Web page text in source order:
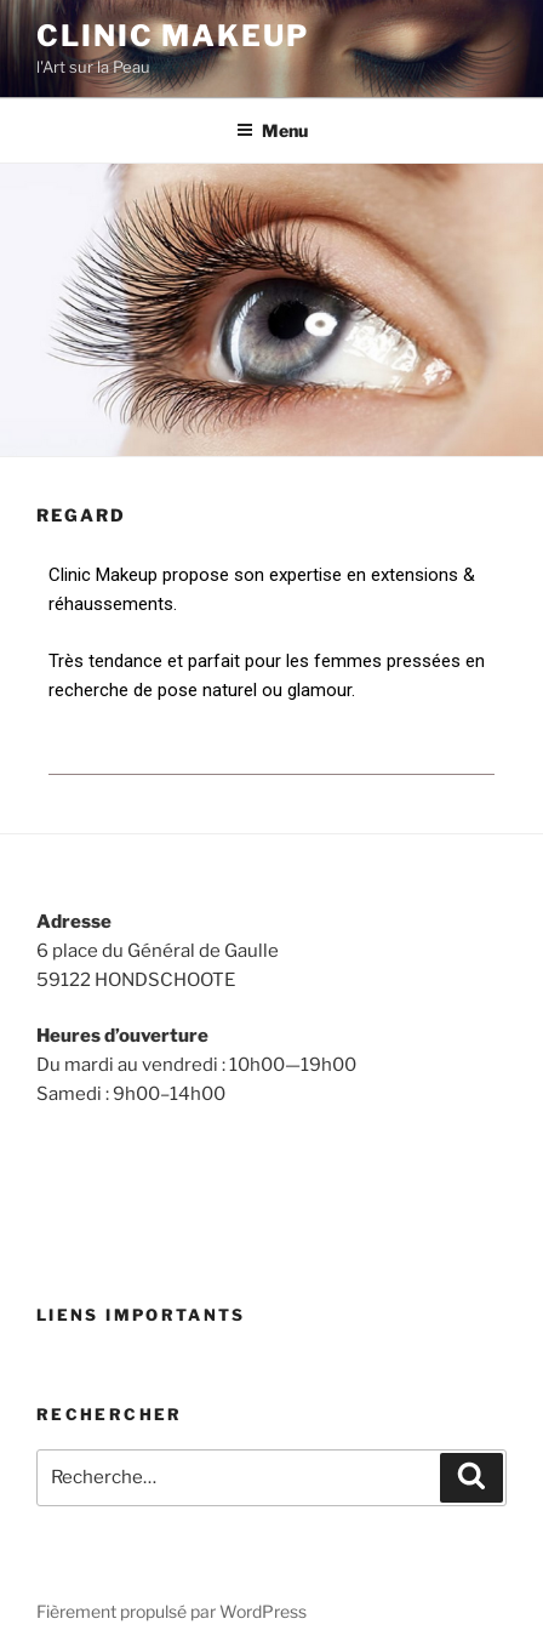
CLINIC MAKEUP
l'Art sur la Peau
Menu
REGARD
Clinic Makeup propose son expertise en extensions &
réhaussements.
Très tendance et parfait pour les femmes pressées en
recherche de pose naturel ou glamour.
Adresse
6 place du Général de Gaulle
59122 HONDSCHOOTE
Heures d’ouverture
Du mardi au vendredi : 10h00—19h00
Samedi : 9h00–14h00
LIENS IMPORTANTS
RECHERCHER
Fièrement propulsé par WordPress